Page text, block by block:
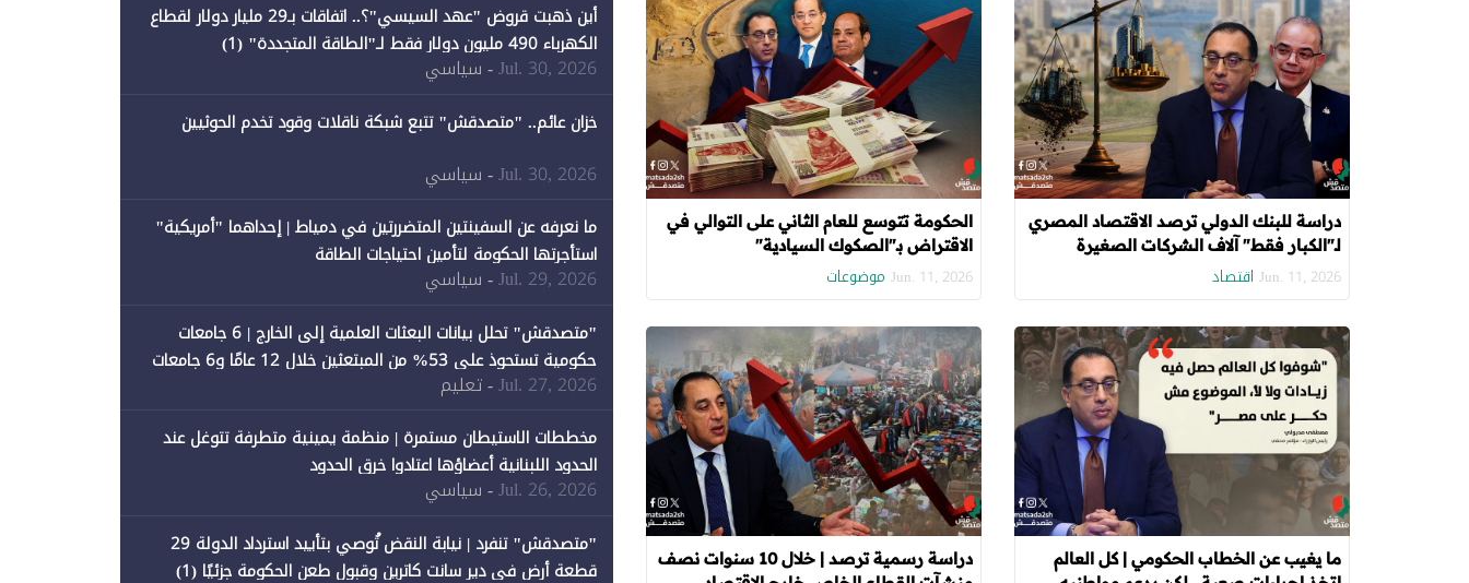
دراسة للبنك الدولي ترصد الاقتصاد المصري
لـ"الكبار فقط" آلاف الشركات الصغيرة
والمتوسطة تنكمش
Jun. 11, 2026 اقتصاد
الحكومة تتوسع للعام الثاني على التوالي في
الاقتراض بـ"الصكوك السيادية"
Jun. 11, 2026 موضوعات
ما يغيب عن الخطاب الحكومي | كل العالم
دراسة رسمية ترصد | خلال 10 سنوات نصف
أين ذهبت قروض "عهد السيسي"؟.. اتفاقات بـ29 مليار دولار لقطاع
الكهرباء 490 مليون دولار فقط لـ"الطاقة المتجددة" (1)
Jul. 30, 2026- سياسي
خزان عائم.. "متصدقش" تتبع شبكة ناقلات وقود تخدم الحوثيين
Jul. 30, 2026- سياسي
ما نعرفه عن السفينتين المتضررتين في دمياط | إحداهما "أمريكية"
استأجرتها الحكومة لتأمين احتياجات الطاقة
Jul. 29, 2026- سياسي
"متصدقش" تحلل بيانات البعثات العلمية إلى الخارج | 6 جامعات
حكومية تستحوذ على 53% من المبتعثين خلال 12 عامًا و6 جامعات
كان نصيبها 1% فقط
Jul. 27, 2026- تعليم
مخططات الاستيطان مستمرة | منظمة يمينية متطرفة تتوغل عند
الحدود اللبنانية أعضاؤها اعتادوا خرق الحدود
Jul. 26, 2026- سياسي
"متصدقش" تنفرد | نيابة النقض تُوصي بتأييد استرداد الدولة 29
قطعة أرض في دير سانت كاترين وقبول طعن الحكومة جزئيًا (1)